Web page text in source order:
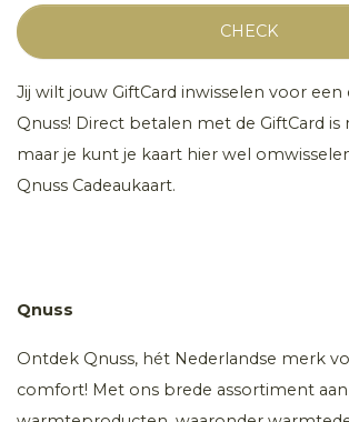
CHECK
Jij wilt jouw GiftCard inwisselen voor een
Qnuss! Direct betalen met de GiftCard
maar je kunt je kaart hier wel
Qnuss Cadeaukaart.
Qnuss
Ontdek Qnuss, hét Nederlandse merk
comfort! Met ons brede assortiment aan